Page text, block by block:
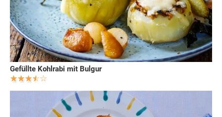
Gefüllte Kohlrabi mit Bulgur